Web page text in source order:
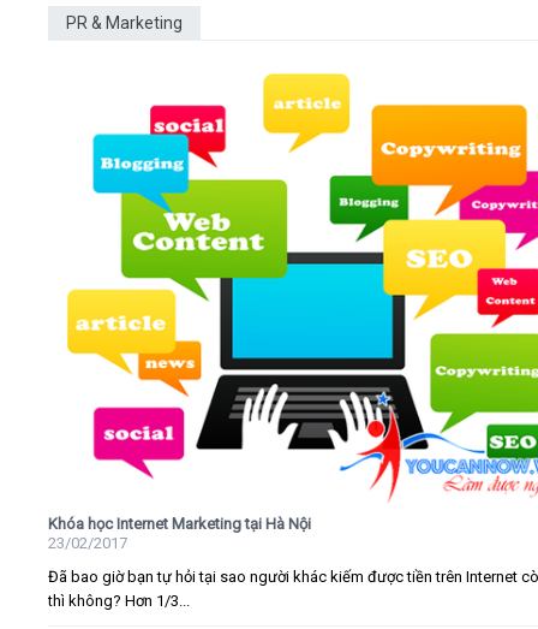
PR & Marketing
Khóa học Internet Marketing tại Hà Nội
23/02/2017
Đã bao giờ bạn tự hỏi tại sao người khác kiếm được tiền trên Internet
thì không? Hơn 1/3...